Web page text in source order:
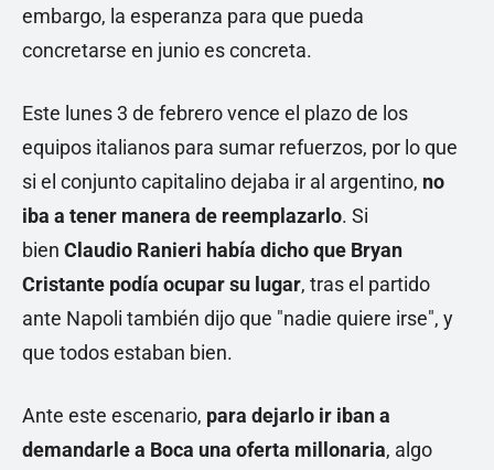
embargo, la esperanza para que pueda
concretarse en junio es concreta.
Este lunes 3 de febrero vence el plazo de los
equipos italianos para sumar refuerzos, por lo que
si el conjunto capitalino dejaba ir al argentino, no
iba a tener manera de reemplazarlo. Si
bien Claudio Ranieri había dicho que Bryan
Cristante podía ocupar su lugar, tras el partido
ante Napoli también dijo que "nadie quiere irse", y
que todos estaban bien.
Ante este escenario, para dejarlo ir iban a
demandarle a Boca una oferta millonaria, algo